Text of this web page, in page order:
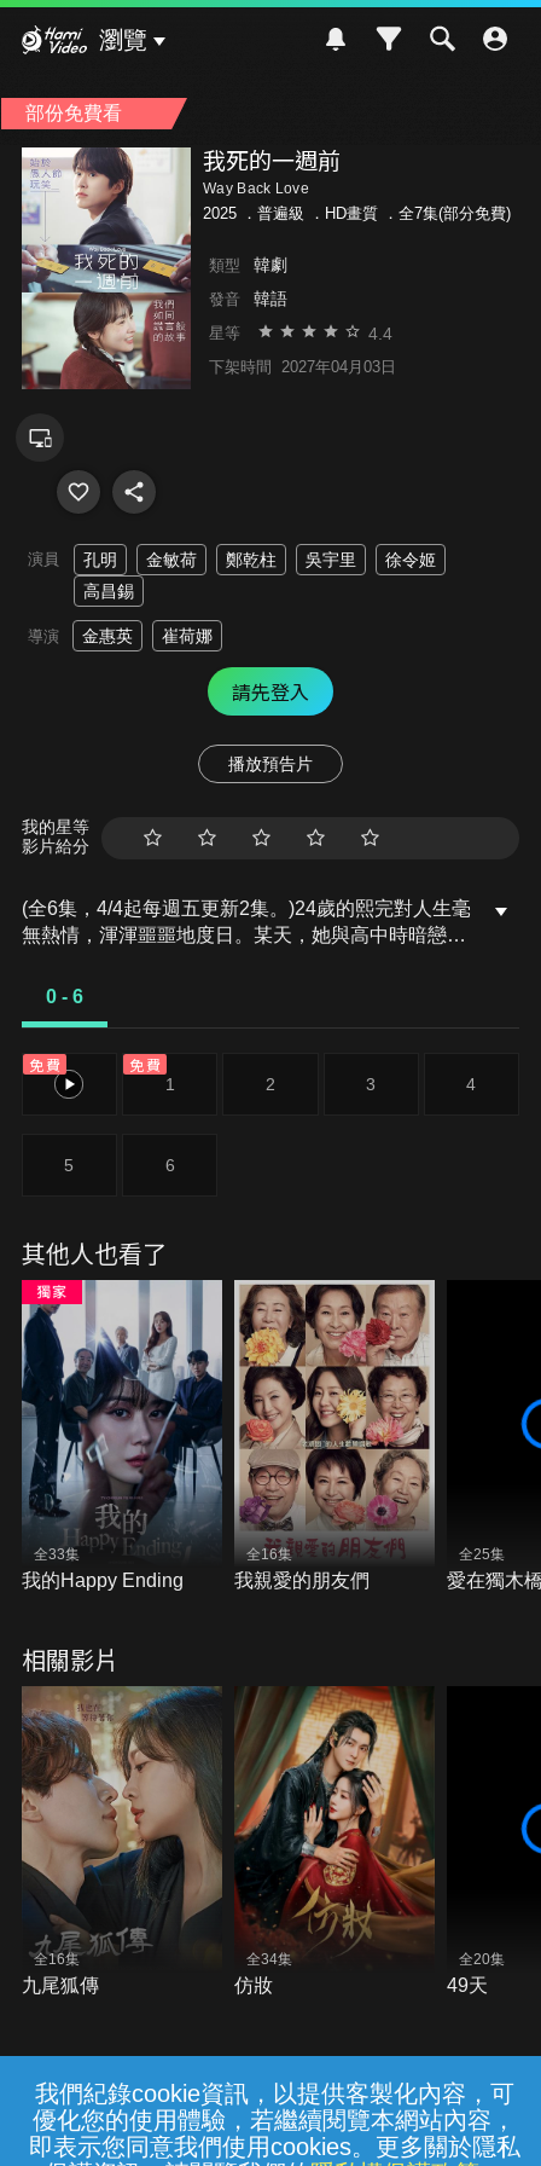
我們紀錄cookie資訊，以提供客製化內容，可
優化您的使用體驗，若繼續閱覽本網站內容，
即表示您同意我們使用cookies。更多關於隱私
瀏覽
部份免費看
我死的一週前
Way Back Love
2025 ． 普遍級 ．HD畫質 ．全7集(部分免費)
類型 韓劇
發音 韓語
星等 4.4
下架時間 2027年04月03日
演員 孔明 金敏荷 鄭乾柱 吳宇里
徐令姬
高昌錫
導演 金惠英 崔荷娜
請先登入
播放預告片
我的星等
影片給分
(全6集，4/4起每週五更新2集。)24歲的熙完對人生毫
無熱情，渾渾噩噩地度日。某天，她與高中時暗戀的
離世，現在，他化身為死神，出現在熙完面前，告訴
0 - 6
免費
0
免費
1 2 3 4
5 6
其他人也看了
全33集
我的Happy Ending
全16集
我親愛的朋友們
全25集
愛在獨木
相關影片
全16集
九尾狐傳
全34集
仿妝
全20集
49天
常見問題 線上客服 服務條款 隱私權保護
{{notifyMsg}}